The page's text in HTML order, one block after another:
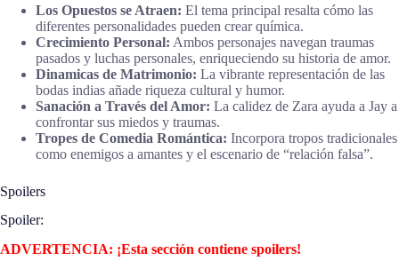
Los Opuestos se Atraen: El tema principal resalta cómo las
diferentes personalidades pueden crear química.
Crecimiento Personal: Ambos personajes navegan traumas
pasados y luchas personales, enriqueciendo su historia de amor.
Dinamicas de Matrimonio: La vibrante representación de las
bodas indias añade riqueza cultural y humor.
Sanación a Través del Amor: La calidez de Zara ayuda a Jay a
confrontar sus miedos y traumas.
Tropes de Comedia Romántica: Incorpora tropos tradicionales
como enemigos a amantes y el escenario de “relación falsa”.
Spoilers
Spoiler:
ADVERTENCIA: ¡Esta sección contiene spoilers!